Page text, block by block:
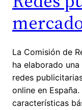
La Comisión de
ha elaborado
redes
online en
características